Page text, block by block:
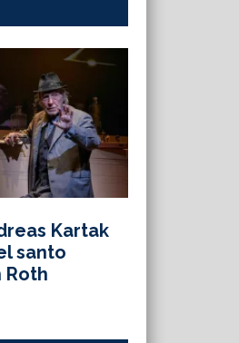
Kartak
santo
Roth